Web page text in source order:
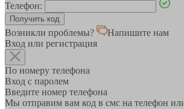
Телефон:
Возникли проблемы?
Напишите нам
Вход или регистрация
По номеру телефона
Вход с паролем
Введите номер телефона
Мы отправим вам код в смс на телефон